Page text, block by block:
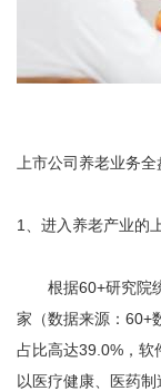
上市公司养老业务
1、进入养老产业的
根据60+研究院统
家（数据来源：60+
占比高达39.0%，软
以医疗健康、医药